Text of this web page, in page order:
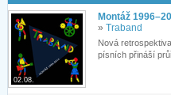
02.08.
Montáž
» Traband
Nová
písních přináší